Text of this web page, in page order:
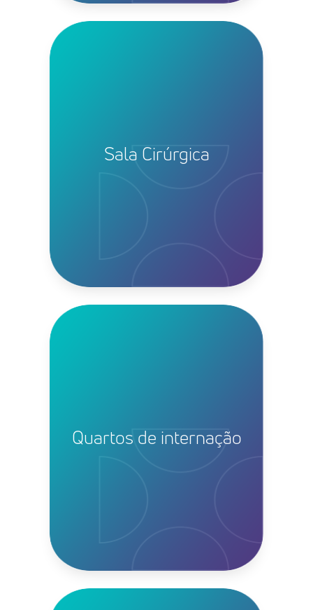
Sala Cirúrgica
Quartos de internação